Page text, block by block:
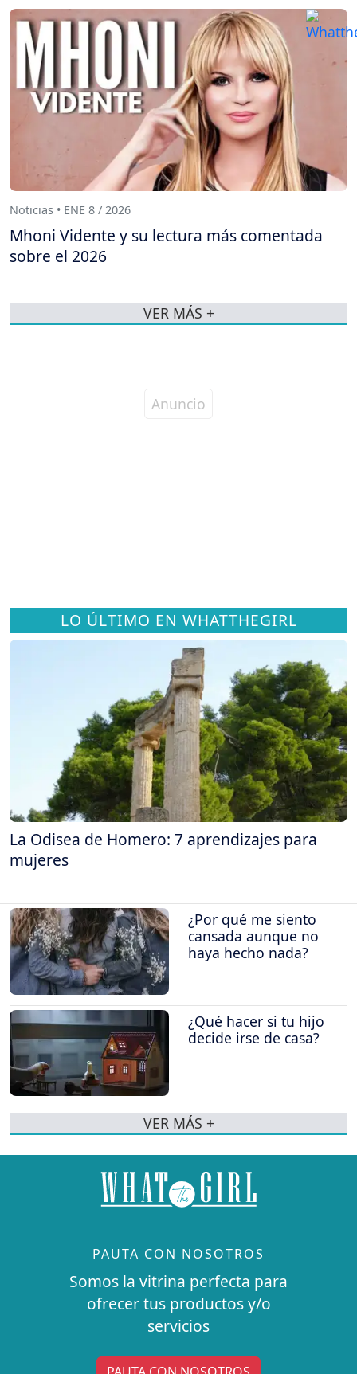
LO ÚLTIMO EN WHATTHEGIRL
La Odisea de Homero: 7 aprendizajes para
mujeres
¿Por qué me siento
cansada aunque no
haya hecho nada?
¿Qué hacer si tu hijo
decide irse de casa?
VER MÁS +
Noticias • ENE 8 / 2026
Mhoni Vidente y su lectura más comentada
sobre el 2026
VER MÁS +
PAUTA CON NOSOTROS
Somos la vitrina perfecta para
ofrecer tus productos y/o
servicios